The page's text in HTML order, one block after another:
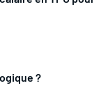
?